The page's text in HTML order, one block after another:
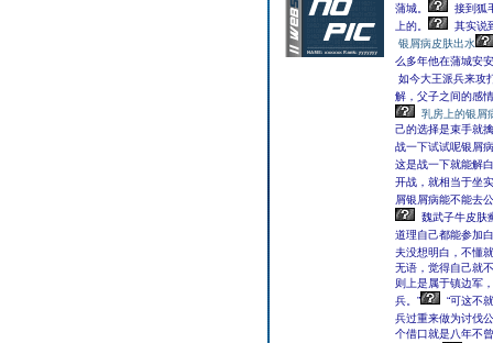
蒲城。
接到狐
上的。
其实说
银屑病皮肤出水
么多年他在蒲城安
如今大王派兵来攻
解，父子之间的感
乳房上的银屑
己的选择是束手就
战一下试试呢银屑
这是战一下就能解
开战，就相当于坐
屑银屑病能不能去
魏武子牛皮肤
道理自己都能参加
夫没想明白，不懂
无语，觉得自己就
则上是属于镇边军
兵。”
“可这不
兵过重来做为讨伐
个借口就是八年不